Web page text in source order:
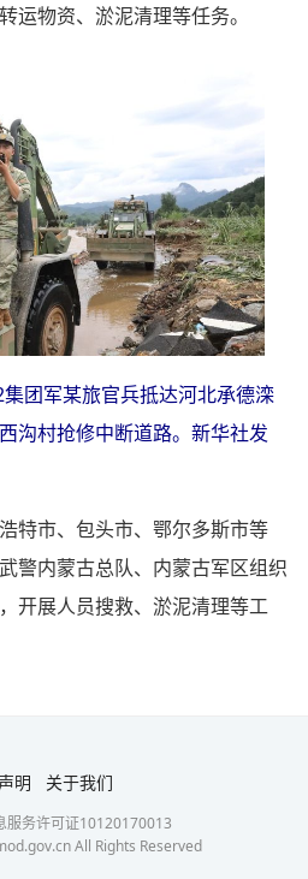
运物资、淤泥清理等任务。
团军某旅官兵抵达河北承德滦
沟村抢修中断道路。新华社发
特市、包头市、鄂尔多斯市等
警内蒙古总队、内蒙古军区组织
开展人员搜救、淤泥清理等工
明 关于我们
服务许可证10120170013
All Rights Reserved